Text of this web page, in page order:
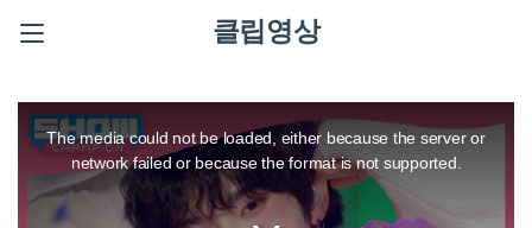
클립영상
modal
window.
The media could not be loaded, either because the server or
network failed or because the format is not supported.